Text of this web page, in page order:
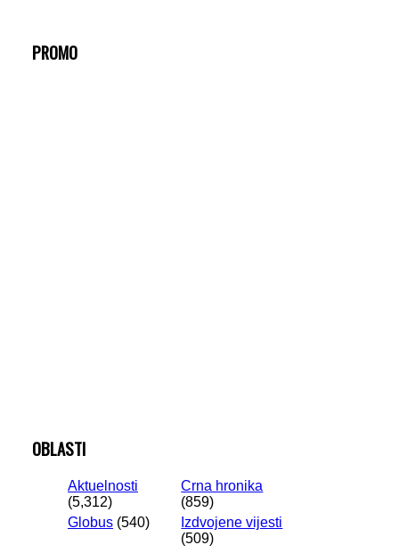
PROMO
OBLASTI
Aktuelnosti
(5,312)
Crna hronika
(859)
Globus (540)
Izdvojene vijesti
(509)